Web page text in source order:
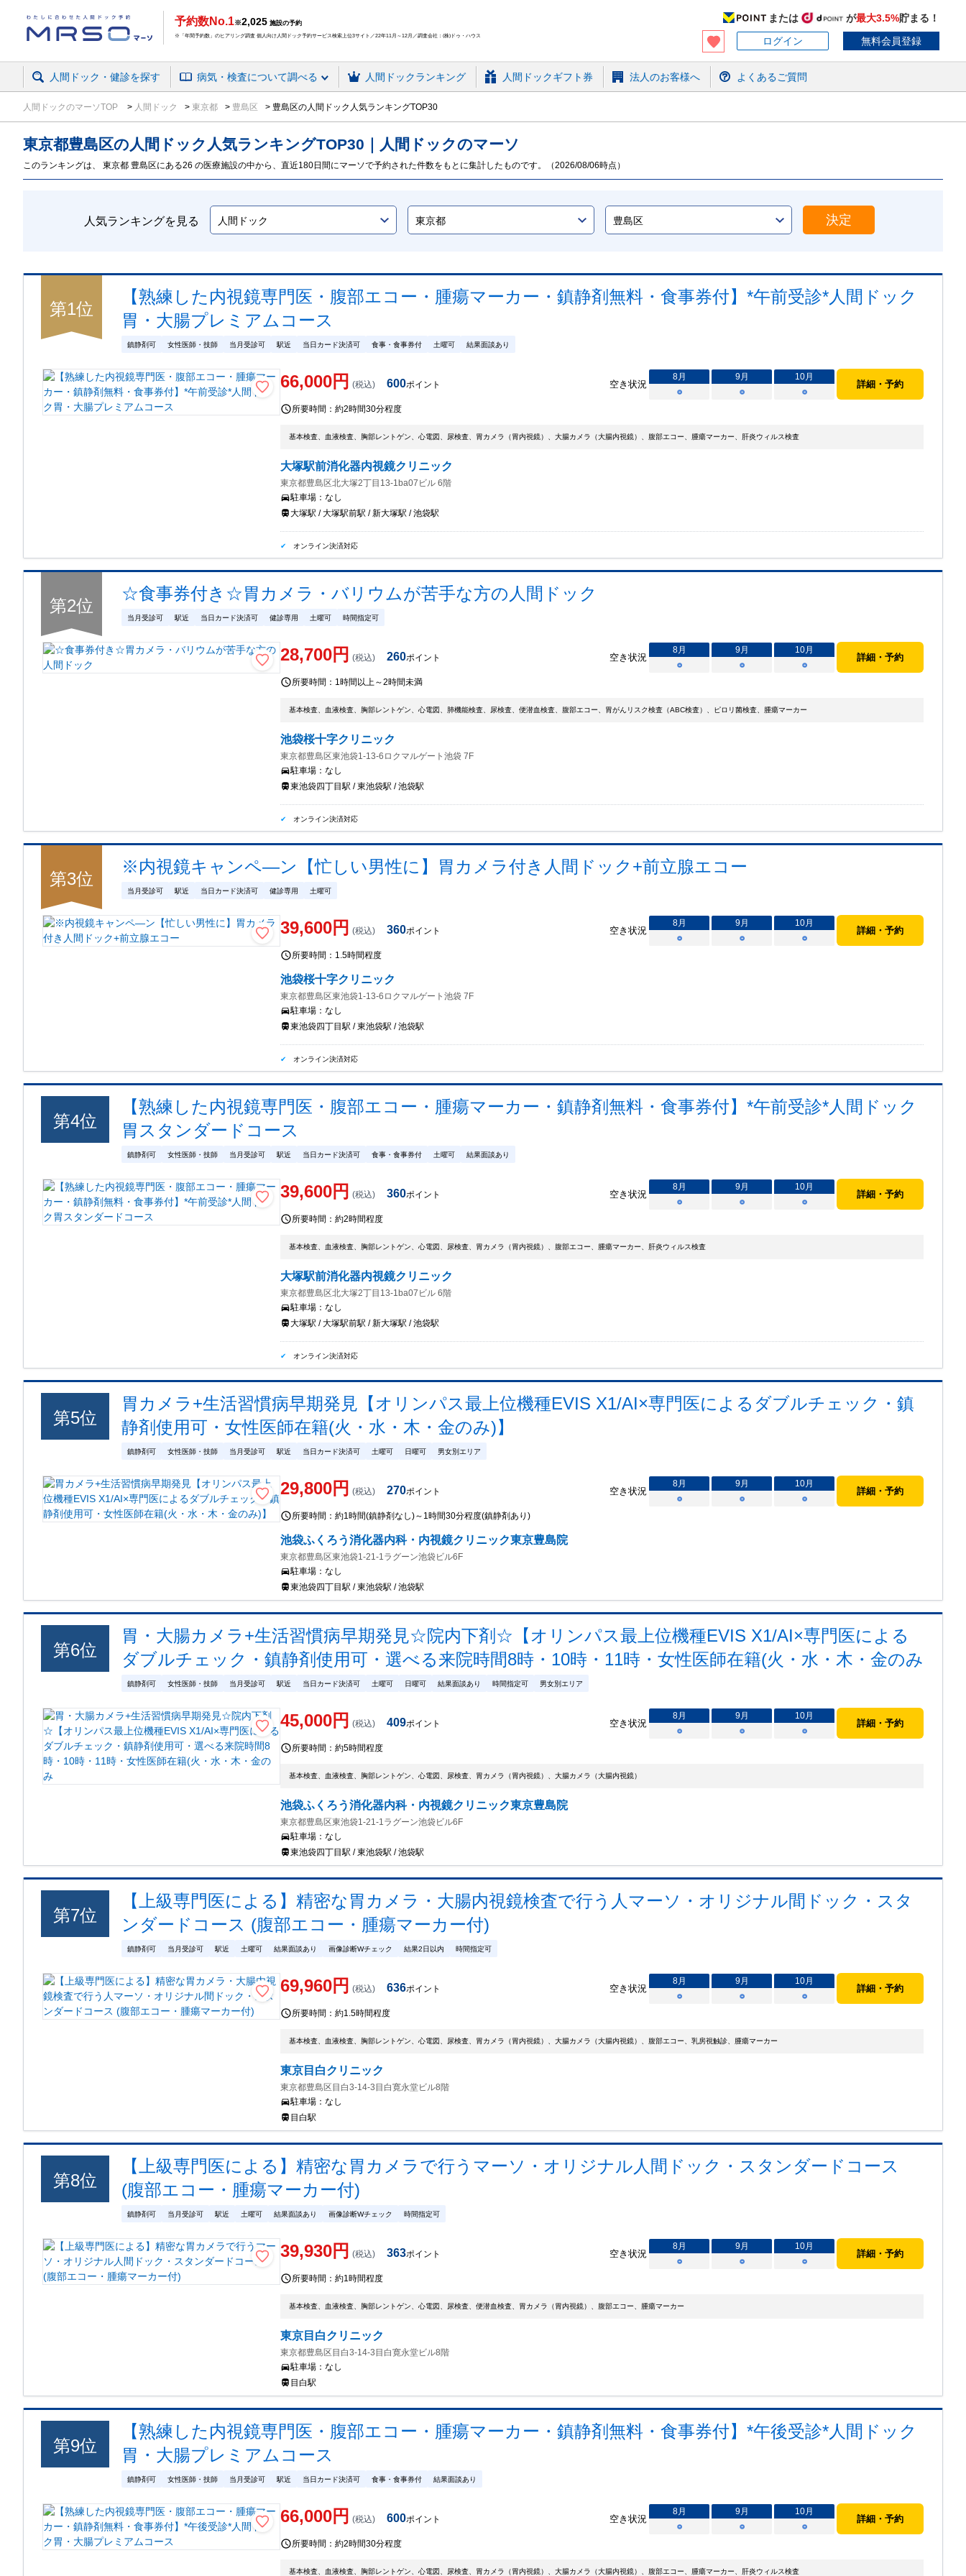
予約数No.1※2,025 施設の予約
※「年間予約数」のヒアリング調査 個人向け人間ドック予約サービス検索上位3サイト／22年11月～12月／調査会社：(株)ドゥ・ハウス
または が最大3.5%貯まる！
ログイン
無料会員登録
人間ドック・健診を探す 病気・検査について調べる 人間ドックランキング 人間ドックギフト券 法人のお客様へ よくあるご質問
人間ドックのマーソTOP 人間ドック 東京都 豊島区 豊島区の人間ドック人気ランキングTOP30
東京都豊島区の人間ドック 人気ランキングTOP30 ｜人間ドックのマーソ
このランキングは、 東京都 豊島区にある26 の医療施設の中から、直近180日間にマーソで予約された件数をもとに集計したものです。（2026/08/06時点）
人気ランキングを見る 決定
第1位
【熟練した内視鏡専門医・腹部エコー・腫瘍マーカー・鎮静剤無料・食事券付】*午前受診*人間ドック
胃・大腸プレミアムコース
鎮静剤可 女性医師・技師 当月受診可 駅近 当日カード決済可 食事・食事券付 土曜可 結果面談あり
66,000円 (税込) 600ポイント 空き状況
8月 9月 10月
○
○ ○
詳細・予約
所要時間：約2時間30分程度
基本検査、血液検査、胸部レントゲン、心電図、尿検査、胃カメラ（胃内視鏡）、大腸カメラ（大腸内視鏡）、腹部エコー、腫瘍マーカー、肝炎ウィルス検査
大塚駅前消化器内視鏡クリニック
東京都豊島区北大塚2丁目13-1ba07ビル 6階
駐車場：なし
大塚駅 / 大塚駅前駅 / 新大塚駅 / 池袋駅
オンライン決済対応
第2位
☆食事券付き☆胃カメラ・バリウムが苦手な方の人間ドック
当月受診可 駅近 当日カード決済可 健診専用 土曜可 時間指定可
28,700円 (税込) 260ポイント 空き状況
8月 9月 10月
○
○ ○
詳細・予約
所要時間： 1時間以上～2時間未満
基本検査、血液検査、胸部レントゲン、心電図、肺機能検査、尿検査、便潜血検査、腹部エコー、胃がんリスク検査（ABC検査）、ピロリ菌検査、腫瘍マーカー
池袋桜十字クリニック
東京都豊島区東池袋1-13-6ロクマルゲート池袋 7F
駐車場：なし
東池袋四丁目駅 / 東池袋駅 / 池袋駅
オンライン決済対応
第3位
※内視鏡キャンペ―ン【忙しい男性に】胃カメラ付き人間ドック+前立腺エコー
当月受診可 駅近 当日カード決済可 健診専用 土曜可
39,600円 (税込) 360ポイント 空き状況
8月 9月 10月
○
○ ○
詳細・予約
所要時間： 1.5時間程度
池袋桜十字クリニック
東京都豊島区東池袋1-13-6ロクマルゲート池袋 7F
駐車場：なし
東池袋四丁目駅 / 東池袋駅 / 池袋駅
オンライン決済対応
第4位
【熟練した内視鏡専門医・腹部エコー・腫瘍マーカー・鎮静剤無料・食事券付】*午前受診*人間ドック
胃スタンダードコース
鎮静剤可 女性医師・技師 当月受診可 駅近 当日カード決済可 食事・食事券付 土曜可 結果面談あり
39,600円 (税込) 360ポイント 空き状況
8月 9月 10月
○
○ ○
詳細・予約
所要時間：約2時間程度
基本検査、血液検査、胸部レントゲン、心電図、尿検査、胃カメラ（胃内視鏡）、腹部エコー、腫瘍マーカー、肝炎ウィルス検査
大塚駅前消化器内視鏡クリニック
東京都豊島区北大塚2丁目13-1ba07ビル 6階
駐車場：なし
大塚駅 / 大塚駅前駅 / 新大塚駅 / 池袋駅
オンライン決済対応
第5位
胃カメラ+生活習慣病早期発見【オリンパス最上位機種EVIS X1/AI×専門医によるダブルチェック・鎮
静剤使用可・女性医師在籍(火・水・木・金のみ)】
鎮静剤可 女性医師・技師 当月受診可 駅近 当日カード決済可 土曜可 日曜可 男女別エリア
29,800円 (税込) 270ポイント 空き状況
8月 9月 10月
○
○ ○
詳細・予約
所要時間：約1時間(鎮静剤なし)～1時間30分程度(鎮静剤あり)
池袋ふくろう消化器内科・内視鏡クリニック東京豊島院
東京都豊島区東池袋1-21-1ラグーン池袋ビル6F
駐車場：なし
東池袋四丁目駅 / 東池袋駅 / 池袋駅
第6位
胃・大腸カメラ+生活習慣病早期発見☆院内下剤☆【オリンパス最上位機種EVIS X1/AI×専門医による
ダブルチェック・鎮静剤使用可・選べる来院時間8時・10時・11時・女性医師在籍(火・水・木・金のみ
鎮静剤可 女性医師・技師 当月受診可 駅近 当日カード決済可 土曜可 日曜可 結果面談あり 時間指定可 男女別エリア
45,000円 (税込) 409ポイント 空き状況
8月 9月 10月
○
○ ○
詳細・予約
所要時間：約5時間程度
基本検査、血液検査、胸部レントゲン、心電図、尿検査、胃カメラ（胃内視鏡）、大腸カメラ（大腸内視鏡）
池袋ふくろう消化器内科・内視鏡クリニック東京豊島院
東京都豊島区東池袋1-21-1ラグーン池袋ビル6F
駐車場：なし
東池袋四丁目駅 / 東池袋駅 / 池袋駅
第7位
【上級専門医による】精密な胃カメラ・大腸内視鏡検査で行う人マーソ・オリジナル間ドック・スタ
ンダードコース (腹部エコー・腫瘍マーカー付)
鎮静剤可 当月受診可 駅近 土曜可 結果面談あり 画像診断Wチェック 結果2日以内 時間指定可
69,960円 (税込) 636ポイント 空き状況
8月 9月 10月
○
○ ○
詳細・予約
所要時間：約1.5時間程度
基本検査、血液検査、胸部レントゲン、心電図、尿検査、胃カメラ（胃内視鏡）、大腸カメラ（大腸内視鏡）、腹部エコー、乳房視触診、腫瘍マーカー
東京目白クリニック
東京都豊島区目白3-14-3目白寛永堂ビル8階
駐車場：なし
目白駅
第8位
【上級専門医による】精密な胃カメラで行うマーソ・オリジナル人間ドック・スタンダードコース
(腹部エコー・腫瘍マーカー付)
鎮静剤可 当月受診可 駅近 土曜可 結果面談あり 画像診断Wチェック 時間指定可
39,930円 (税込) 363ポイント 空き状況
8月 9月 10月
○
○ ○
詳細・予約
所要時間：約1時間程度
基本検査、血液検査、胸部レントゲン、心電図、尿検査、便潜血検査、胃カメラ（胃内視鏡）、腹部エコー、腫瘍マーカー
東京目白クリニック
東京都豊島区目白3-14-3目白寛永堂ビル8階
駐車場：なし
目白駅
第9位
【熟練した内視鏡専門医・腹部エコー・腫瘍マーカー・鎮静剤無料・食事券付】*午後受診*人間ドック
胃・大腸プレミアムコース
鎮静剤可 女性医師・技師 当月受診可 駅近 当日カード決済可 食事・食事券付 結果面談あり
66,000円 (税込) 600ポイント 空き状況
8月 9月 10月
○
○ ○
詳細・予約
所要時間：約2時間30分程度
基本検査、血液検査、胸部レントゲン、心電図、尿検査、胃カメラ（胃内視鏡）、大腸カメラ（大腸内視鏡）、腹部エコー、腫瘍マーカー、肝炎ウィルス検査